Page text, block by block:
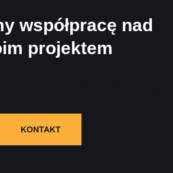
współpracę nad
projektem
KONTAKT